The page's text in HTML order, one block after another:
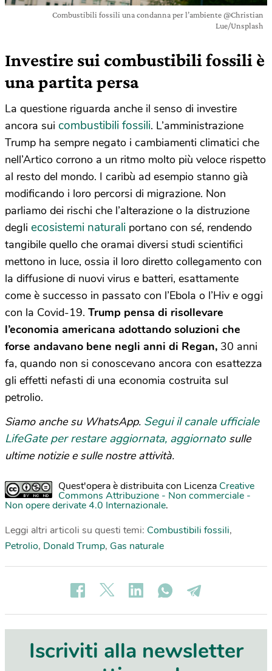
Combustibili fossili una condanna per l’ambiente @Christian
Lue/Unsplash
Investire sui combustibili fossili è
una partita persa
La questione riguarda anche il senso di investire
ancora sui combustibili fossili. L’amministrazione
Trump ha sempre negato i cambiamenti climatici che
nell’Artico corrono a un ritmo molto più veloce rispetto
al resto del mondo. I caribù ad esempio stanno già
modificando i loro percorsi di migrazione. Non
parliamo dei rischi che l’alterazione o la distruzione
degli ecosistemi naturali portano con sé, rendendo
tangibile quello che oramai diversi studi scientifici
mettono in luce, ossia il loro diretto collegamento con
la diffusione di nuovi virus e batteri, esattamente
come è successo in passato con l’Ebola o l’Hiv e oggi
con la Covid-19. Trump pensa di risollevare
l’economia americana adottando soluzioni che
forse andavano bene negli anni di Regan, 30 anni
fa, quando non si conoscevano ancora con esattezza
gli effetti nefasti di una economia costruita sul
petrolio.
Siamo anche su WhatsApp. Segui il canale ufficiale
LifeGate per restare aggiornata, aggiornato sulle
ultime notizie e sulle nostre attività.
Quest'opera è distribuita con Licenza Creative
Commons Attribuzione - Non commerciale -
Non opere derivate 4.0 Internazionale.
Leggi altri articoli su questi temi: Combustibili fossili,
Petrolio, Donald Trump, Gas naturale
Iscriviti alla newsletter